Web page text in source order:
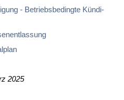
- Be­triebs­be­ding­te Kün­di­
2025